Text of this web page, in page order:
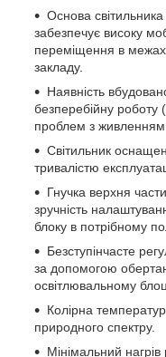
Основа
забезпечує високу
переміщення в межах
закладу.
Наявність
безперебійну
проблем з живленням
Світильник
тривалістю
Гнучка верхня
зручність
блоку в потрібному
Безступінчасте
за допомогою
освітлювальному
Колірна
природного спектру.
Мінімальний